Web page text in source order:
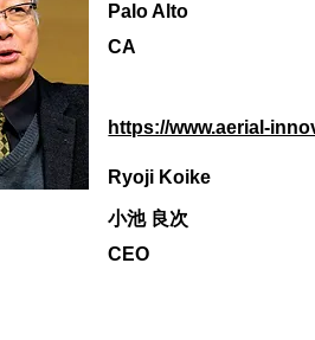
https://www.aerial-
Ryoji Koike
小池 良次
CEO
Palo Alto
CA